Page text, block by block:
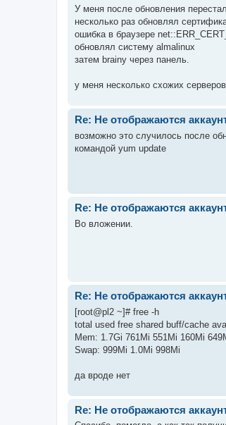
У меня после обновления
несколько раз обновлял
ошибка в браузере
обновлял систему almalinux
затем brainy через панель.
у меня несколько схожих
Re: Не отображаются
возможно это случилось после
командой yum update
Re: Не отображаются
Во вложении.
Re: Не отображаются
[root@pl2 ~]# free -h
total used free shared buff/cache
Mem: 1.7Gi 761Mi 551Mi 160Mi
Swap: 999Mi 1.0Mi 998Mi
да вроде нет
Re: Не отображаются